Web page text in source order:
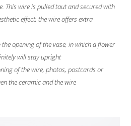
This wire is pulled taut and secured with
effect, the wire offers extra
opening of the vase, in which a flower
will stay upright
of the wire, photos, postcards or
the ceramic and the wire